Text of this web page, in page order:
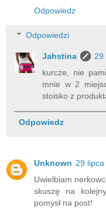
Odpowiedz
Odpowiedzi
Jahstina
29
kurcze, nie
mnie w 2
stoisko z
Odpowiedz
Unknown 29
Uwielbiam
skuszę na
pomysł na post!